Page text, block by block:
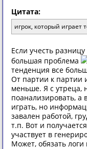
Цитата:
игрок, который играет
Если учесть
большая проблема
тенденция все
От партии к партии
меньше. Я с утреца,
поанализировать, а
играть, но
завален работой,
т.п. Вот и
участвует в
Может, обязать логи